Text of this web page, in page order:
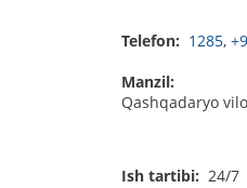
Telefon: 1285,
Manzil:
Qashqadaryo
Ish tartibi: 24/7